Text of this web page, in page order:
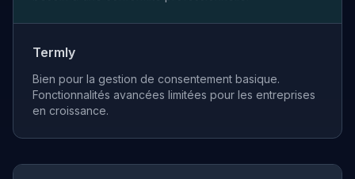
Termly
Bien pour la gestion de consentement basique.
Fonctionnalités avancées limitées pour les entreprises
en croissance.